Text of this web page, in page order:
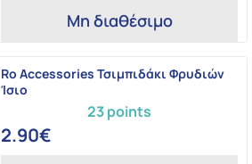
Μη διαθέσιμο
23 points
Ro Accessories Τσιμπιδάκι Φρυδιών
Ίσιο
2.90€